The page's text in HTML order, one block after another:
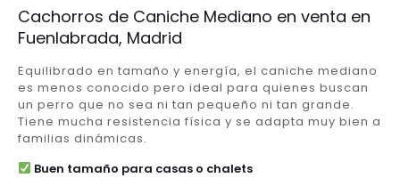
Cachorros de Caniche Mediano en venta en
Fuenlabrada, Madrid
Equilibrado en tamaño y energía, el caniche mediano
es menos conocido pero ideal para quienes buscan
un perro que no sea ni tan pequeño ni tan grande.
Tiene mucha resistencia física y se adapta muy bien a
familias dinámicas.
Buen tamaño para casas o chalets